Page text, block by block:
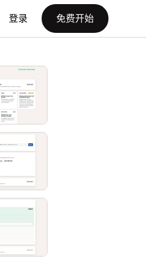
登录 免费开始